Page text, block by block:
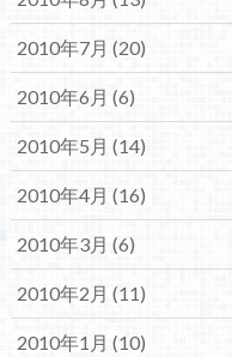
2010年7月 (20)
2010年6月 (6)
2010年5月 (14)
2010年4月 (16)
2010年3月 (6)
2010年2月 (11)
2010年1月 (10)